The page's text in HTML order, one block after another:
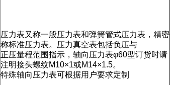
压力表又称一般压力表和弹簧管式压力表，精密
称标准压力表。压力真空表包括负压与
正压量程范围指示，轴向压力表φ60型订货时请
注明接头螺纹M10×1或M14×1.5。
特殊轴向压力表可根据用户要求定制